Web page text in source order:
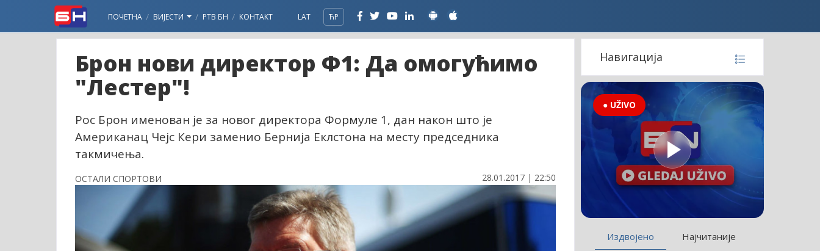
ПОЧЕТНА ВИЈЕСТИ РТВ БН КОНТАКТ LAT ЋР
Брон нови директор Ф1: Да омогућимо
"Лестер"!
Рос Брон именован је за новог директора Формуле 1, дан након што је
Американац Чејс Кери заменио Бернија Еклстона на месту председника
такмичења.
ОСТАЛИ СПОРТОВИ 28.01.2017 | 22:50
Навигација
● UŽIVO
Издвојено Најчитаније